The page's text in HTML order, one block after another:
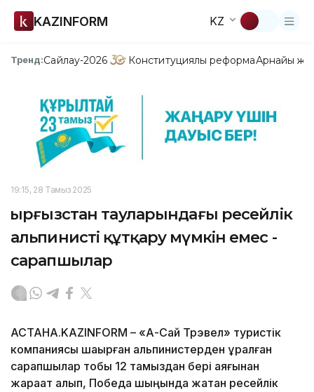
KAZINFORM KZ
Тренд:Сайлау-2026 Конституциялық реформаАрнайы
19:15, 28 Тамыз 2025
Қырғызстан тауларындағы ресейлік
альпинисті құтқару мүмкін емес -
сарапшылар
АСТАНА.KAZINFORM – «Ақ-Сай Трэвел» туристік
компаниясы шақырған альпинистерден құралған
сарапшылар тобы 12 тамыздан бері аяғынан
жарақат алып, Победа шыңында жатқан ресейлік